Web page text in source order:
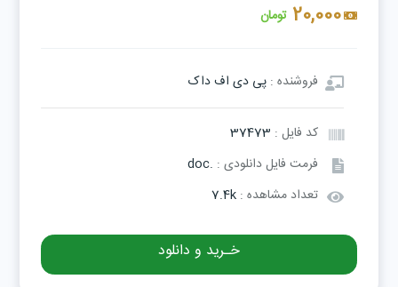
20,000 تومان
فروشنده :پی دی اف داک
کد فایل : 37473
فرمت فایل دانلودی : .doc
تعداد مشاهده :7.4k
خـرید و دانلود